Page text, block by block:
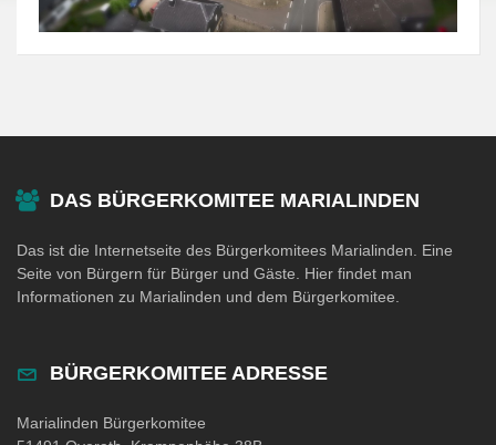
DAS BÜRGERKOMITEE MARIALINDEN
Das ist die Internetseite des Bürgerkomitees Marialinden. Eine
Seite von Bürgern für Bürger und Gäste. Hier findet man
Informationen zu Marialinden und dem Bürgerkomitee.
BÜRGERKOMITEE ADRESSE
Marialinden Bürgerkomitee